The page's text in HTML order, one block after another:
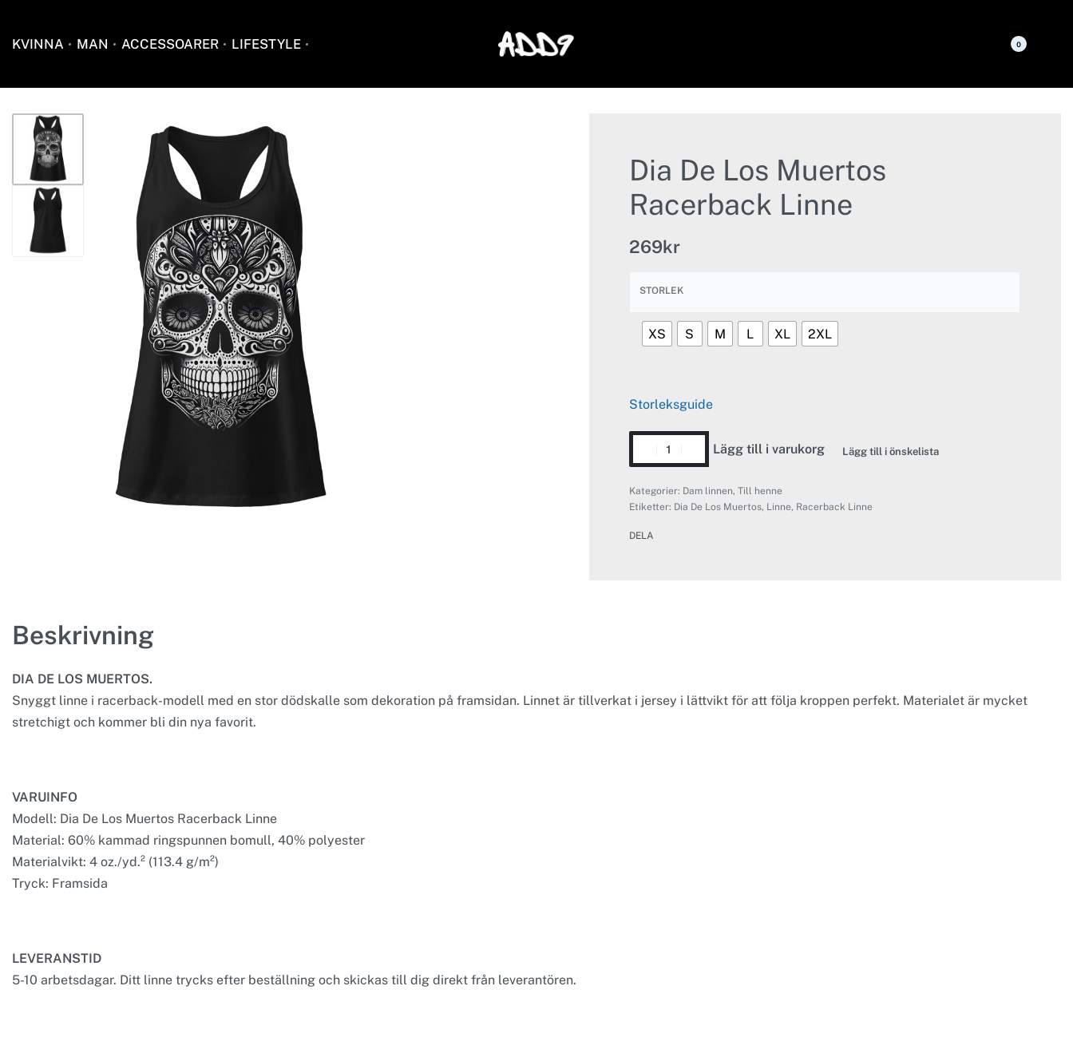
KVINNA MAN ACCESSOARER LIFESTYLE 0
Dia De Los Muertos
Racerback Linne
269kr
STORLEK
XS S M L XL 2XL
Storleksguide
Lägg till i varukorg Lägg till i önskelista
Kategorier: Dam linnen, Till henne
Etiketter: Dia De Los Muertos, Linne, Racerback Linne
DELA
Beskrivning
DIA DE LOS MUERTOS.
Snyggt linne i racerback-modell med en stor dödskalle som dekoration på framsidan. Linnet är tillverkat i jersey i lättvikt för att följa kroppen perfekt. Materialet är mycket
stretchigt och kommer bli din nya favorit.
VARUINFO
Modell: Dia De Los Muertos Racerback Linne
Material: 60% kammad ringspunnen bomull, 40% polyester
Materialvikt: 4 oz./yd.² (113.4 g/m²)
Tryck: Framsida
LEVERANSTID
5-10 arbetsdagar. Ditt linne trycks efter beställning och skickas till dig direkt från leverantören.